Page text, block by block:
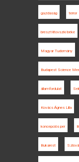
gazdaság terror
breszt-litovszki béke
Magyar Tudomány
Budapest Science
államfordulat
Kovács Ágnes Lilla
koncepciós per
Bukarest